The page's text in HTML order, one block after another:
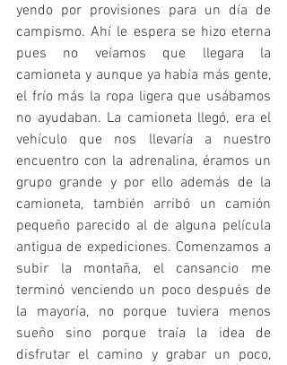
yendo por provisiones para un día de
campismo. Ahí le espera se hizo eterna
pues no veíamos que llegara la
camioneta y aunque ya había más gente,
el frío más la ropa ligera que usábamos
no ayudaban. La camioneta llegó, era el
vehículo que nos llevaría a nuestro
encuentro con la adrenalina, éramos un
grupo grande y por ello además de la
camioneta, también arribó un camión
pequeño parecido al de alguna película
antigua de expediciones. Comenzamos a
subir la montaña, el cansancio me
terminó venciendo un poco después de
la mayoría, no porque tuviera menos
sueño sino porque traía la idea de
disfrutar el camino y grabar un poco,